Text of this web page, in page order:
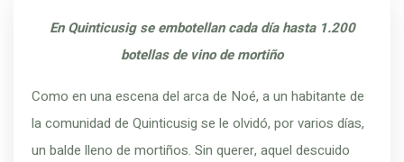
En Quinticusig se embotellan cada día hasta 1.200
botellas de vino de mortiño
Como en una escena del arca de Noé, a un habitante de
la comunidad de Quinticusig se le olvidó, por varios días,
un balde lleno de mortiños. Sin querer, aquel descuido